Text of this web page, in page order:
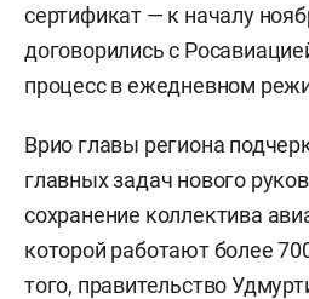
сертификат — к началу
договорились с
процесс в ежедневном
Врио главы региона
главных задач нового
сохранение коллектива
которой работают более
того, правительство